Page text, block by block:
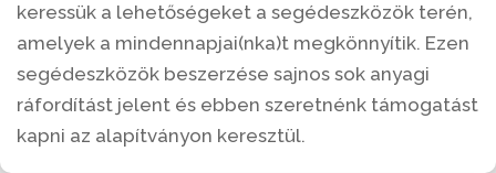
keressük a lehetőségeket a segédeszközök terén,
amelyek a mindennapjai(nka)t megkönnyítik. Ezen
segédeszközök beszerzése sajnos sok anyagi
ráfordítást jelent és ebben szeretnénk támogatást
kapni az alapítványon keresztül.